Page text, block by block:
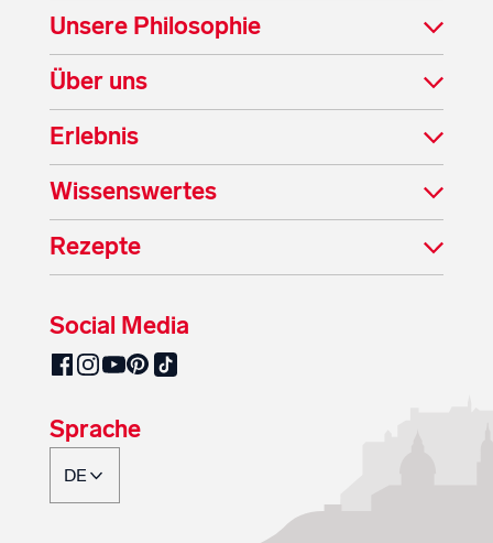
Unsere Philosophie
Über uns
Erlebnis
Wissenswertes
Rezepte
Social Media
SalzburgMilch auf Facebook
SalzburgMilch auf Instagram
SalzburgMilch auf YouTube
SalzburgMilch auf Pinterest
SalzburgMilch auf TikTok
Sprache